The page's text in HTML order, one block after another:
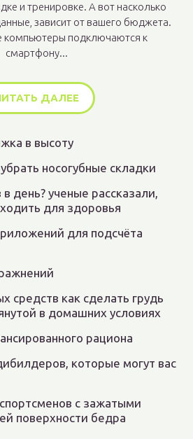
и тренировке. А вот насколько
зависит от вашего бюджета.
компьютеры подключаются к
смартфону...
ДАЛЕЕ
в высоту
носогубные складки
день? ученые рассказали,
для здоровья
для подсчёта
средств как сделать грудь
в домашних условиях
рациона
которые могут вас
с зажатыми
поверхности бедра